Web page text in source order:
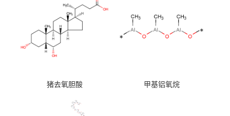
猪去氧胆酸 甲基铝氧烷